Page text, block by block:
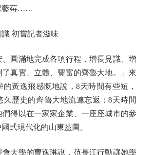
藍莓……
初嘗記者滋味
滿地完成各項行程，增長見識、增
真實、立體、豐富的齊魯大地。」來
的黃逸飛感慨地說，8天時間有些短，
久歷史的齊魯大地流連忘返；8天時間
得以在一家家企業、一座座城市的參
式現代化的山東藍圖。
學的曹逸琳說，范長江行動讓她學